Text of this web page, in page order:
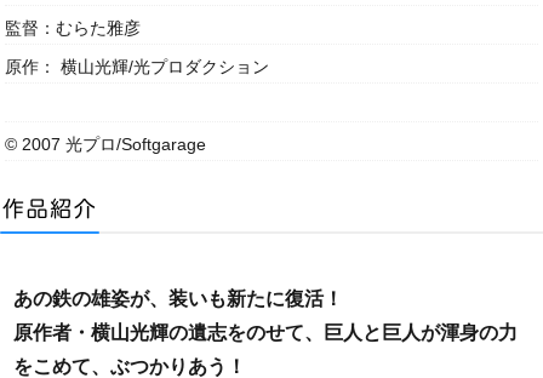
監督：むらた雅彦
原作： 横山光輝/光プロダクション
© 2007 光プロ/Softgarage
あの鉄の雄姿が、装いも新たに復活！
原作者・横山光輝の遺志をのせて、巨人と巨人が渾身の力
をこめて、ぶつかりあう！